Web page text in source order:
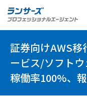
証券向けAWS移
ービス/ソフトウ
稼働率100%、